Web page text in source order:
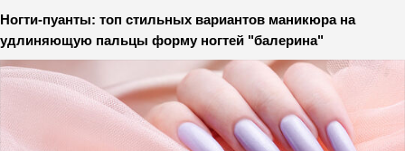
Ногти-пуанты: топ стильных вариантов маникюра на
удлиняющую пальцы форму ногтей "балерина"